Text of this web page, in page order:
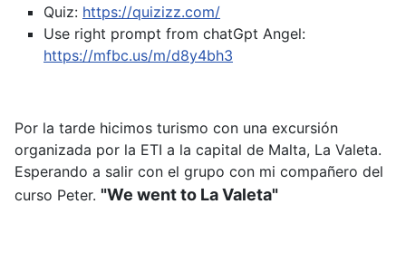
Quiz: https://quizizz.com/
Use right prompt from chatGpt Angel:
https://mfbc.us/m/d8y4bh3
Por la tarde hicimos turismo con una excursión
organizada por la ETI a la capital de Malta, La Valeta.
Esperando a salir con el grupo con mi compañero del
curso Peter. "We went to La Valeta"